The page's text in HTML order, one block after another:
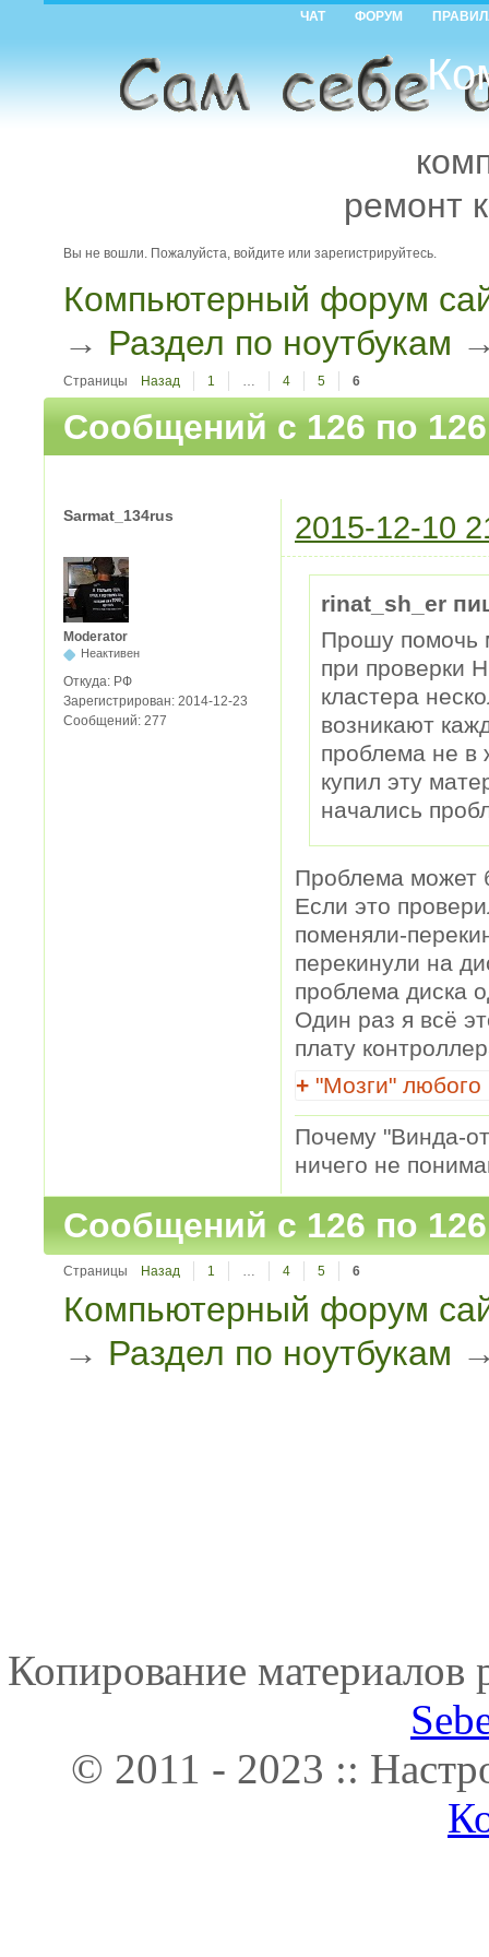
ЧАТ ФОРУМ
ремонт
Вы не вошли. Пожалуйста, войдите или зарегистрируйтесь.
Компьютерный форум
→ Раздел по ноутбукам
Страницы Назад 1 … 4 5 6
Сообщений с 126 по
Sarmat_134rus 2015-12-10
Moderator
Неактивен
Откуда: РФ
Зарегистрирован: 2014-12-23
Сообщений: 277
rinat_sh_er
Прошу помочь
при проверки
кластера
возникают
проблема не в
купил эту
начались
Проблема может
Если это
поменяли-
перекинули на
проблема диска
Один раз я всё
плату
+ "Мозги" любого
Почему "Винда-
ничего не
Сообщений с 126 по
Страницы Назад 1 4 5 6
Компьютерный форум
→ Раздел по ноутбукам
Копирование материалов
© 2011 - 2023 ::